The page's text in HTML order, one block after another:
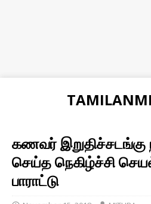
கணவர் இறுதிச்சடங்கு
செய்த நெகிழ்ச்சி
பாராட்டு